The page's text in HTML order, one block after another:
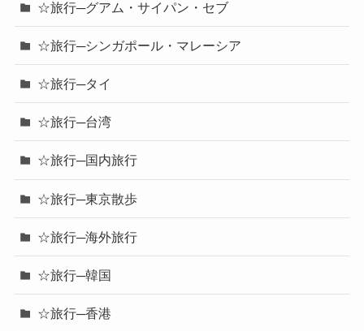
☆旅行─グアム・サイパン・セブ
☆旅行─シンガポール・マレーシア
☆旅行─タイ
☆旅行─台湾
☆旅行─国内旅行
☆旅行─東京散歩
☆旅行─海外旅行
☆旅行─韓国
☆旅行─香港